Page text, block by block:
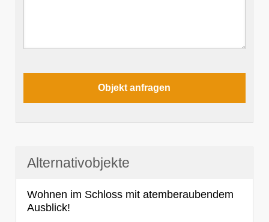
Alternativobjekte
Wohnen im Schloss mit atemberaubendem
Ausblick!